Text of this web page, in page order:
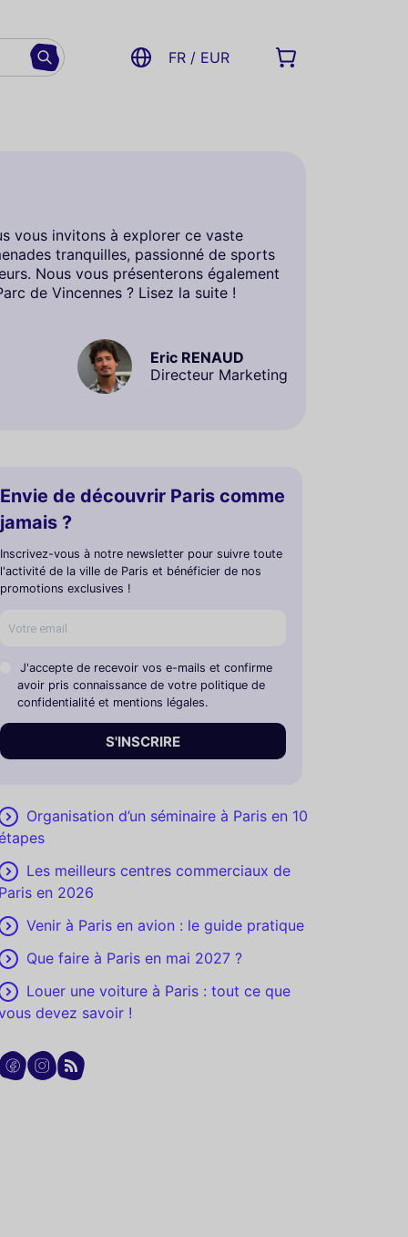
FR / EUR
vous invitons à explorer ce vaste
tranquilles, passionné de sports
Nous vous présenterons également
de Vincennes ? Lisez la suite !
Eric RENAUD
Directeur Marketing
Envie de découvrir Paris comme
jamais ?
Inscrivez-vous à notre newsletter pour suivre toute
l'activité de la ville de Paris et bénéficier de nos
promotions exclusives !
J'accepte de recevoir vos e-mails et confirme
avoir pris connaissance de votre politique de
confidentialité et mentions légales.
S'INSCRIRE
Organisation d’un séminaire à Paris en 10
Les meilleurs centres commerciaux de
en 2026
Venir à Paris en avion : le guide pratique
Que faire à Paris en mai 2027 ?
Louer une voiture à Paris : tout ce que
devez savoir !